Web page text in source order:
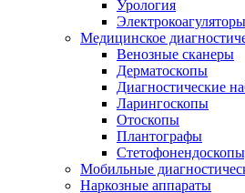
Урология
Электрокоагуляторы
Медицинское
Венозные сканеры
Дерматоскопы
Диагностические
Ларингоскопы
Отоскопы
Плантографы
Мобильные
Наркозные аппараты